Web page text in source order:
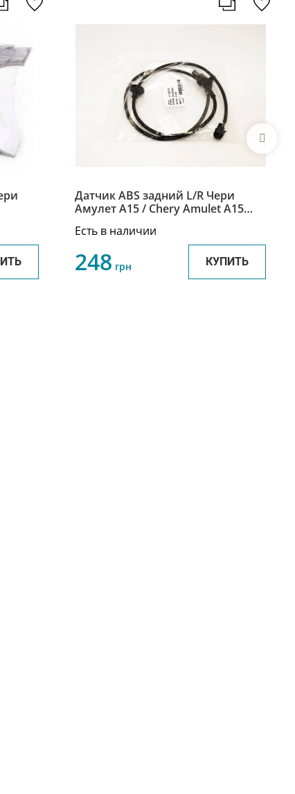
Датчик ABS задний L/R Чери
Амулет А15 / Chery Amulet A15
Есть в наличии
248 грн КУПИТЬ